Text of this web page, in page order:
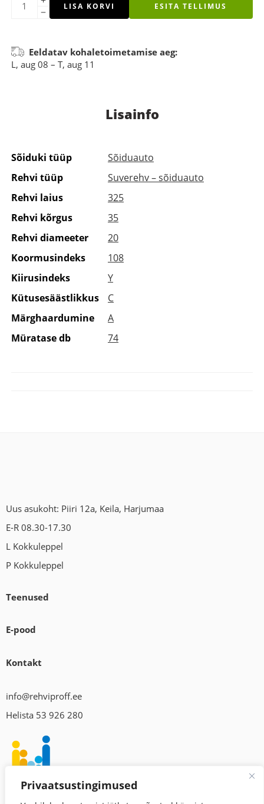
Privaatsustingimused
LISA KORVI ESITA TELLIMUS
Eeldatav kohaletoimetamise aeg:
L, aug 08 – T, aug 11
Lisainfo
Sõiduki tüüp
Sõiduauto
Rehvi tüüp
Suverehv – sõiduauto
Rehvi laius
325
Rehvi kõrgus
35
Rehvi diameeter
20
Koormusindeks
108
Kiirusindeks
Y
Kütusesäästlikkus
C
Märghaardumine
A
Müratase db
74
Uus asukoht: Piiri 12a, Keila, Harjumaa
E-R 08.30-17.30
L Kokkuleppel
P Kokkuleppel
Teenused
E-pood
Kontakt
info@rehviproff.ee
Helista 53 926 280